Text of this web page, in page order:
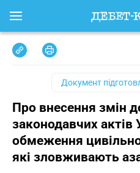
Документ
Про внесення змін
законодавчих актів
обмеження
які зловживають